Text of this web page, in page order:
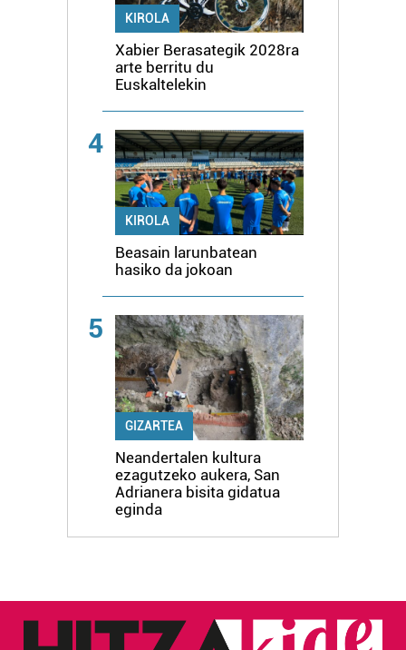
KIROLA
Xabier Berasategik 2028ra
arte berritu du
Euskaltelekin
4
KIROLA
Beasain larunbatean
hasiko da jokoan
5
GIZARTEA
Neandertalen kultura
ezagutzeko aukera, San
Adrianera bisita gidatua
eginda